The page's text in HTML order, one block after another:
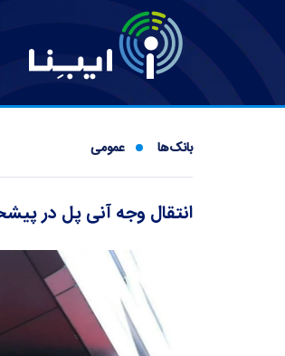
بانک‌ها عمومی
انتقال وجه آنی پل در